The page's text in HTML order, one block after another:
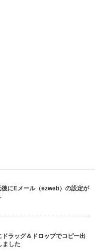
にEメール（ezweb）の設定が
ラッグ＆ドロップでコピー出
ました